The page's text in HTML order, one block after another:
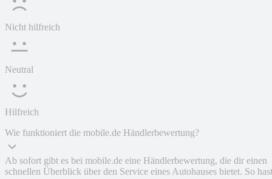
Nicht hilfreich
Neutral
Hilfreich
Wie funktioniert die mobile.de Händlerbewertung?
Ab sofort gibt es bei mobile.de eine Händlerbewertung, die dir einen
schnellen Überblick über den Service eines Autohauses bietet. So hast